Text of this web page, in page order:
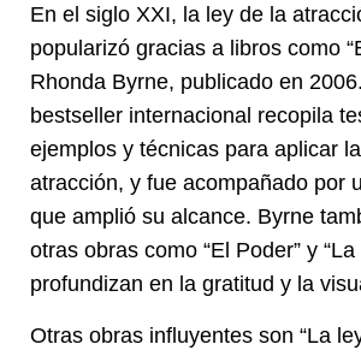
En el siglo XXI, la ley de la
popularizó gracias a libros como
Rhonda Byrne, publicado en
bestseller internacional recopila
ejemplos y técnicas para aplicar
atracción, y fue acompañado por
que amplió su alcance. Byrne
otras obras como “El Poder” y
profundizan en la gratitud y la
Otras obras influyentes son “La